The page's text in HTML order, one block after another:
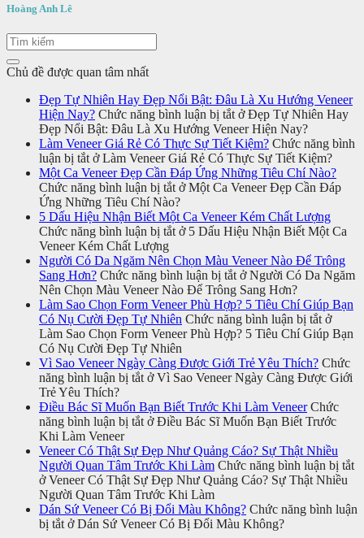
Hoàng Anh Lê
Chủ đề được quan tâm nhất
Đẹp Tự Nhiên Hay Đẹp Nổi Bật: Đâu Là Xu Hướng Veneer
Hiện Nay? Chức năng bình luận bị tắtở Đẹp Tự Nhiên Hay
Đẹp Nổi Bật: Đâu Là Xu Hướng Veneer Hiện Nay?
Làm Veneer Giá Rẻ Có Thực Sự Tiết Kiệm? Chức năng bình
luận bị tắtở Làm Veneer Giá Rẻ Có Thực Sự Tiết Kiệm?
Một Ca Veneer Đẹp Cần Đáp Ứng Những Tiêu Chí Nào?
Chức năng bình luận bị tắtở Một Ca Veneer Đẹp Cần Đáp
Ứng Những Tiêu Chí Nào?
5 Dấu Hiệu Nhận Biết Một Ca Veneer Kém Chất Lượng
Chức năng bình luận bị tắtở 5 Dấu Hiệu Nhận Biết Một Ca
Veneer Kém Chất Lượng
Người Có Da Ngăm Nên Chọn Màu Veneer Nào Để Trông
Sang Hơn? Chức năng bình luận bị tắtở Người Có Da Ngăm
Nên Chọn Màu Veneer Nào Để Trông Sang Hơn?
Làm Sao Chọn Form Veneer Phù Hợp? 5 Tiêu Chí Giúp Bạn
Có Nụ Cười Đẹp Tự Nhiên Chức năng bình luận bị tắtở
Làm Sao Chọn Form Veneer Phù Hợp? 5 Tiêu Chí Giúp Bạn
Có Nụ Cười Đẹp Tự Nhiên
Vì Sao Veneer Ngày Càng Được Giới Trẻ Yêu Thích? Chức
năng bình luận bị tắtở Vì Sao Veneer Ngày Càng Được Giới
Trẻ Yêu Thích?
Điều Bác Sĩ Muốn Bạn Biết Trước Khi Làm Veneer Chức
năng bình luận bị tắtở Điều Bác Sĩ Muốn Bạn Biết Trước
Khi Làm Veneer
Veneer Có Thật Sự Đẹp Như Quảng Cáo? Sự Thật Nhiều
Người Quan Tâm Trước Khi Làm Chức năng bình luận bị tắt
ở Veneer Có Thật Sự Đẹp Như Quảng Cáo? Sự Thật Nhiều
Người Quan Tâm Trước Khi Làm
Dán Sứ Veneer Có Bị Đổi Màu Không? Chức năng bình luận
bị tắtở Dán Sứ Veneer Có Bị Đổi Màu Không?